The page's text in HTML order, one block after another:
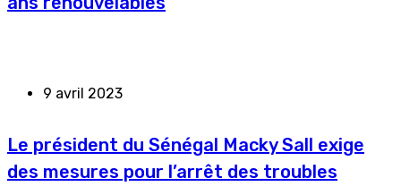
9 avril 2023
Le président du Sénégal Macky Sall exige
des mesures pour l’arrêt des troubles